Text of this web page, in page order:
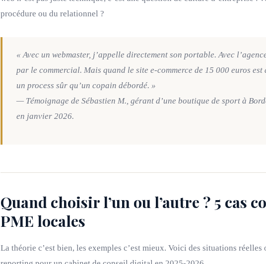
procédure ou du relationnel ?
« Avec un webmaster, j’appelle directement son portable. Avec
par le commercial. Mais quand le site e-commerce de 15 000 euros est
un process sûr qu’un copain débordé. »
— Témoignage de Sébastien M., gérant d’une boutique de sport à
en janvier 2026.
Quand choisir l’un ou l’autre ? 5 cas
PME locales
La théorie c’est bien, les exemples c’est mieux. Voici des situations réelles